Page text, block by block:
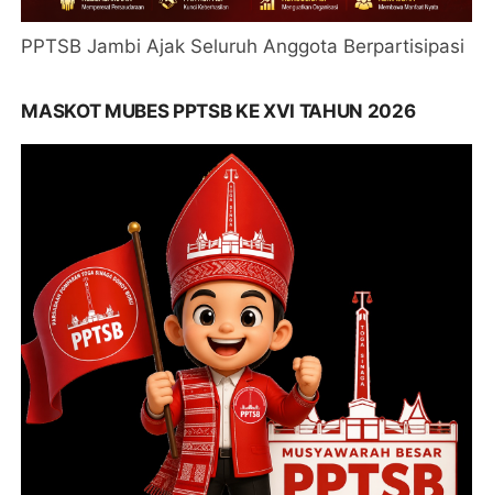
PPTSB Jambi Ajak Seluruh Anggota Berpartisipasi
MASKOT MUBES PPTSB KE XVI TAHUN 2026